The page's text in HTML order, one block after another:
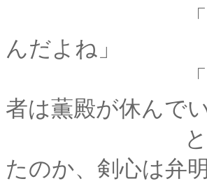
「あはは、
んだよね」
「と、言っ
者は薫殿が休んで
ともかくも
たのか、剣心は弁